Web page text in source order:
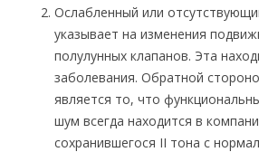
Ослабленный или
указывает на изменения
полулунных клапанов. Эта
заболевания. Обратной
является то, что
шум всегда находится в
сохранившегося II тона с